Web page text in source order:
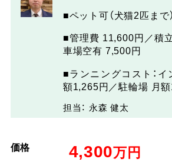
■ペット可（犬猫2匹まで）
■管理費 11,600円／積
車場空有 7,500円
■ランニングコスト：イ
額1,265円／駐輪場 月
担当： 永森 健太
価格 4,300万円